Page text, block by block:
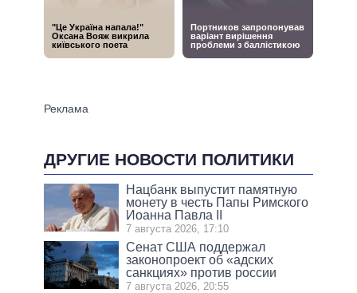
ДРУГИЕ НОВОСТИ ПОЛИТИКИ
Нацбанк выпустит памятную
монету в честь Папы Римского
Иоанна Павла II
7 августа 2026, 17:10
Сенат США поддержал
законопроект об «адских
санкциях» против россии
7 августа 2026, 20:55